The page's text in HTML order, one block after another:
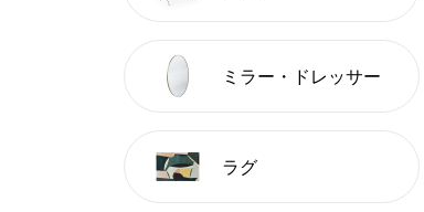
ミラー・ドレッサー
ラグ